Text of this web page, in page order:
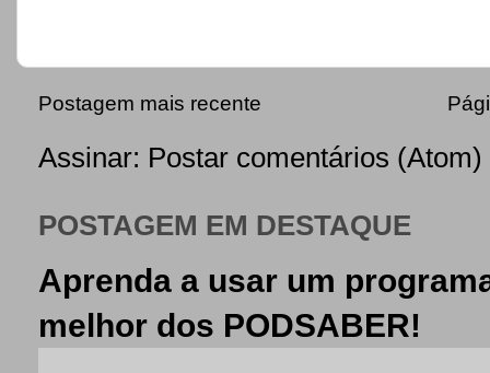
Postagem mais recente
Assinar: Postar comentários (Atom)
POSTAGEM EM DESTAQUE
Aprenda a usar um
melhor dos PODSABER!